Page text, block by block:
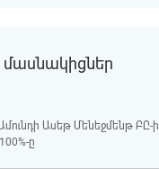
մասնակիցներ
Ասեթ Մենեջմենթ ԲԸ-ի
ը